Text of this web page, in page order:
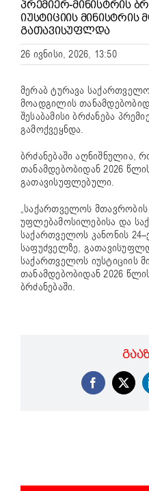
ᲞᲠᲔᲛᲘᲔᲠ-ᲛᲘᲜᲘᲡᲢᲠᲘᲡ
ᲘᲣᲡᲢᲘᲪᲘᲘᲡ
ᲒᲐᲗᲐᲕᲘᲡᲣᲤᲚᲓᲐ
26 ივნისი, 2026, 13:50
მერაბ ტურავა
მოადგილის
შესაბამისი ბრძანება
გამოქვეყნდა.
ბრძანებაში აღნიშნულია,
თანამდებობიდან 2026
გათავისუფლებული.
„საქართველოს
უფლებამოსილებისა და
საქართველოს კანონის
საფუძველზე,
საქართველოს იუსტიციის
თანამდებობიდან 2026
ბრძანებაში.
Facebook
X